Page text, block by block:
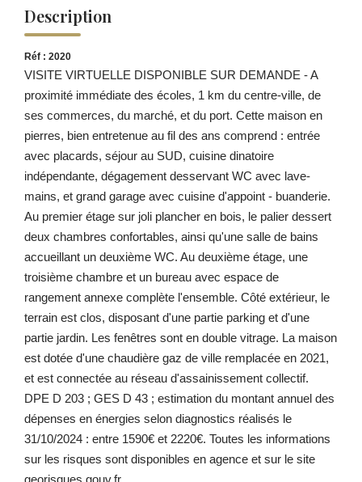
Description
Réf : 2020
VISITE VIRTUELLE DISPONIBLE SUR DEMANDE - A
proximité immédiate des écoles, 1 km du centre-ville, de
ses commerces, du marché, et du port. Cette maison en
pierres, bien entretenue au fil des ans comprend : entrée
avec placards, séjour au SUD, cuisine dinatoire
indépendante, dégagement desservant WC avec lave-
mains, et grand garage avec cuisine d'appoint - buanderie.
Au premier étage sur joli plancher en bois, le palier dessert
deux chambres confortables, ainsi qu'une salle de bains
accueillant un deuxième WC. Au deuxième étage, une
troisième chambre et un bureau avec espace de
rangement annexe complète l'ensemble. Côté extérieur, le
terrain est clos, disposant d'une partie parking et d'une
partie jardin. Les fenêtres sont en double vitrage. La maison
est dotée d'une chaudière gaz de ville remplacée en 2021,
et est connectée au réseau d'assainissement collectif.
DPE D 203 ; GES D 43 ; estimation du montant annuel des
dépenses en énergies selon diagnostics réalisés le
31/10/2024 : entre 1590€ et 2220€. Toutes les informations
sur les risques sont disponibles en agence et sur le site
georisques.gouv.fr